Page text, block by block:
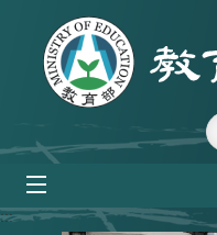
跳到主要內容區塊
:::